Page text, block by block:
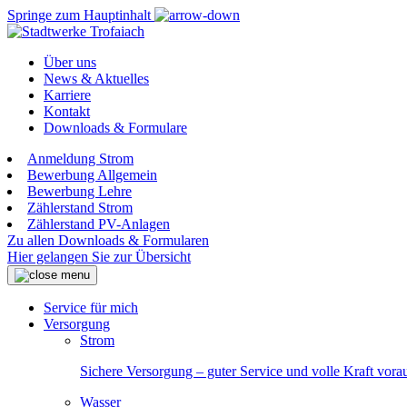
Springe zum Hauptinhalt
Über uns
News & Aktuelles
Karriere
Kontakt
Downloads & Formulare
Anmeldung Strom
Bewerbung Allgemein
Bewerbung Lehre
Zählerstand Strom
Zählerstand PV-Anlagen
Zu allen Downloads & Formularen
Hier gelangen Sie zur Übersicht
Service für mich
Versorgung
Strom
Sichere Versorgung – guter Service und volle Kraft
Wasser